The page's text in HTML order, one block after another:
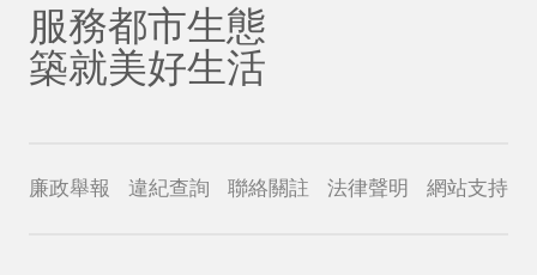
服務都市生態
築就美好生活
廉政舉報 違紀查詢 聯絡關註 法律聲明 網站支持